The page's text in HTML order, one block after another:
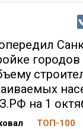
на 1
ТОП-100